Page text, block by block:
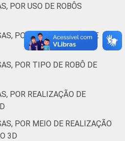
e
11
25
POR USO DE ROBÔS
POR USO DE ROBÔS DE
POR TIPO DE ROBÔ DE
POR REALIZAÇÃO DE
POR MEIO DE REALIZAÇÃO
3D